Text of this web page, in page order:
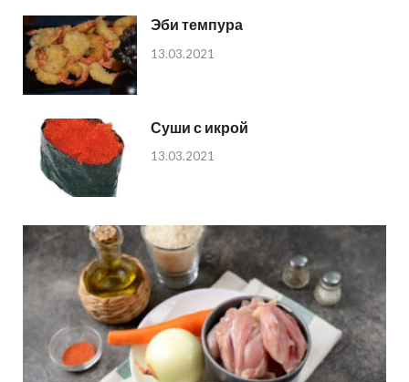
Эби темпура
13.03.2021
Суши с икрой
13.03.2021